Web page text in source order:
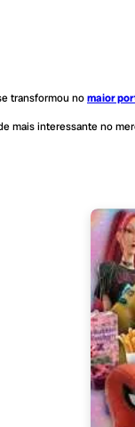
transformou nomaior
mais interessante no